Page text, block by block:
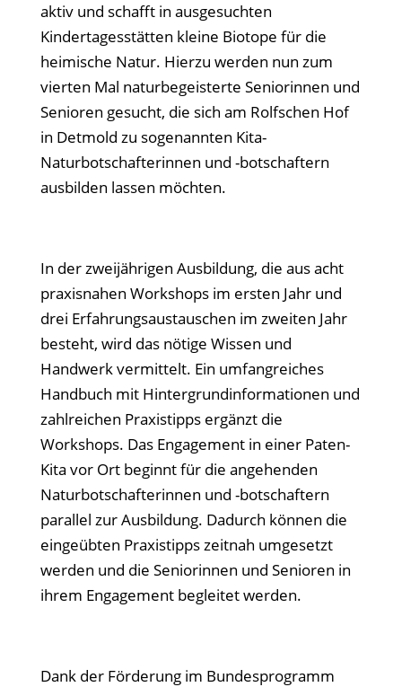
aktiv und schafft in ausgesuchten
Kindertagesstätten kleine Biotope für die
heimische Natur. Hierzu werden nun zum
vierten Mal naturbegeisterte Seniorinnen und
Senioren gesucht, die sich am Rolfschen Hof
in Detmold zu sogenannten Kita-
Naturbotschafterinnen und -botschaftern
ausbilden lassen möchten.
In der zweijährigen Ausbildung, die aus acht
praxisnahen Workshops im ersten Jahr und
drei Erfahrungsaustauschen im zweiten Jahr
besteht, wird das nötige Wissen und
Handwerk vermittelt. Ein umfangreiches
Handbuch mit Hintergrundinformationen und
zahlreichen Praxistipps ergänzt die
Workshops. Das Engagement in einer Paten-
Kita vor Ort beginnt für die angehenden
Naturbotschafterinnen und -botschaftern
parallel zur Ausbildung. Dadurch können die
eingeübten Praxistipps zeitnah umgesetzt
werden und die Seniorinnen und Senioren in
ihrem Engagement begleitet werden.
Dank der Förderung im Bundesprogramm